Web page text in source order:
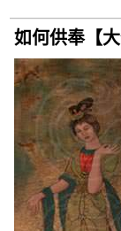
如何供奉【